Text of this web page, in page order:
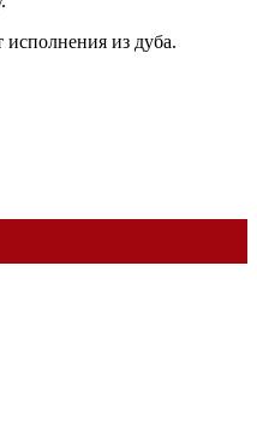
из дуба.